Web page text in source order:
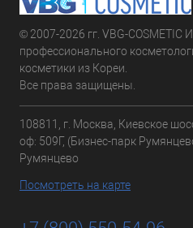
© 2007-2026 гг. VBG-COSMETIC
профессионального
косметики из Кореи.
Все права защищены.
108811, г. Москва, Киевское
оф: 509Г, (Бизнес-парк
Румянцево
Посмотреть на карте